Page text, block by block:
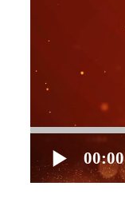
00:00